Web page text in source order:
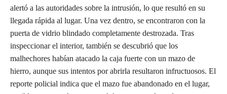
alertó a las autoridades sobre la intrusión, lo que resultó en su
llegada rápida al lugar. Una vez dentro, se encontraron con la
puerta de vidrio blindado completamente destrozada. Tras
inspeccionar el interior, también se descubrió que los
malhechores habían atacado la caja fuerte con un mazo de
hierro, aunque sus intentos por abrirla resultaron infructuosos. El
reporte policial indica que el mazo fue abandonado en el lugar,